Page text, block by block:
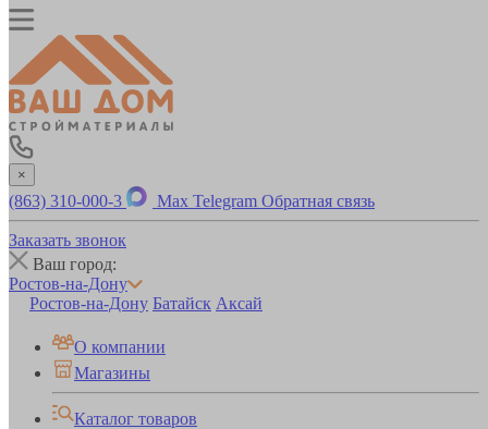
×
(863) 310-000-3 Max Telegram Обратная связь
Заказать звонок
Ваш город:
Ростов-на-Дону
Ростов-на-Дону Батайск Аксай
О компании
Магазины
Каталог товаров